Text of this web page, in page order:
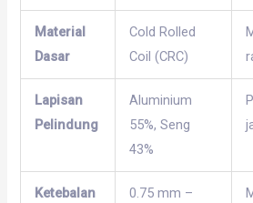
Material
Dasar
Cold Rolled
Coil (CRC)
Lapisan
Pelindung
Aluminium
55%, Seng
43%
Ketebalan
0.75 mm –